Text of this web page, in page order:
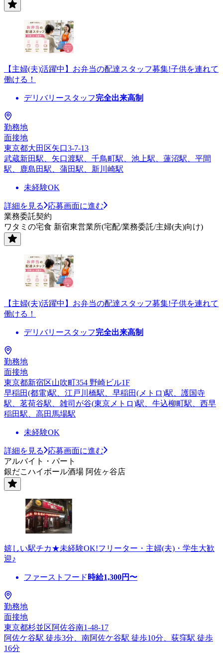
【主婦(夫)活躍中】お弁当の配達スタッフ募集!子供を連れて
働ける！
デリバリースタッフ完全出来高制
勤務地
面接地
東京都大田区矢口3-7-13
武蔵新田駅、矢口渡駅、千鳥町駅、池上駅、蓮沼駅、平間
駅、鹿島田駅、蒲田駅、新川崎駅
未経験OK
詳細を見る
応募画面に進む
業務委託契約
ワタミの宅食 新宿東営業所(宅配/業務委託/主婦(夫)向け)
【主婦(夫)活躍中】お弁当の配達スタッフ募集!子供を連れて
働ける！
デリバリースタッフ完全出来高制
勤務地
面接地
東京都新宿区山吹町354 野崎ビル1F
早稲田(都電)駅、江戸川橋駅、早稲田(メトロ)駅、護国寺
駅、茗荷谷駅、雑司が谷(東京メトロ)駅、牛込柳町駅、西早
稲田駅、高田馬場駅
未経験OK
詳細を見る
応募画面に進む
アルバイト・パート
銀だこハイボール酒場 阿佐ヶ谷店
嬉しい駅チカ★未経験OK!フリーター・主婦(夫)・学生大歓
迎♪
ファーストフード 時給1,300円〜
勤務地
面接地
東京都杉並区阿佐谷南1-48-17
阿佐ケ谷駅 徒歩3分、南阿佐ケ谷駅 徒歩10分、荻窪駅 徒歩
16分